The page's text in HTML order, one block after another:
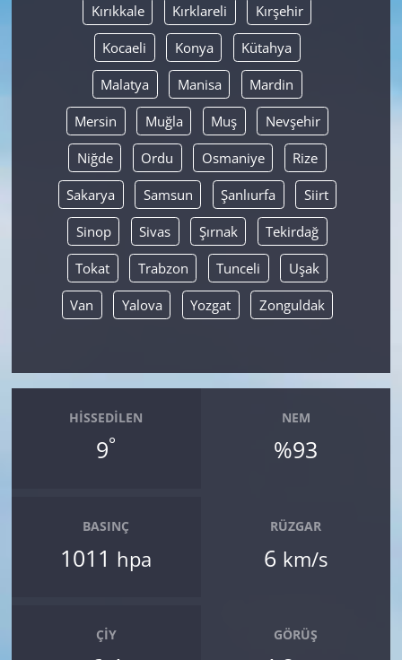
Kırıkkale Kırklareli Kırşehir
Kocaeli Konya Kütahya
Malatya Manisa Mardin
Mersin Muğla Muş Nevşehir
Niğde Ordu Osmaniye Rize
Sakarya Samsun Şanlıurfa Siirt
Sinop Sivas Şırnak Tekirdağ
Tokat Trabzon Tunceli Uşak
Van Yalova Yozgat Zonguldak
HISSEDILEN
9°
NEM
%93
BASINÇ
1011 hpa
RÜZGAR
6 km/s
ÇIY GÖRÜŞ